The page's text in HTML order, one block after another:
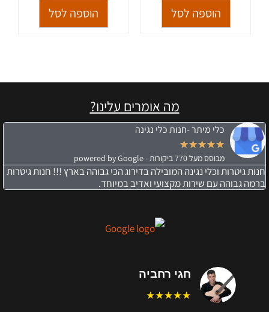
הוספה לסל הוספה לסל
מה אומרים עלינו?
כלי מיתר -חנות כלי נגינה
★
★
★
★
★
מבוסס מעל 770 ביקורות - powered by Google
חנות גיטרות וכלי נגינה המובילה בדירוג הכי גבוהה בארץ !!! חנות גיטרות
ברמה גבוהה עם שירות מקצועי ואדיב במיוחד.
חגי רחביה
★★★★★